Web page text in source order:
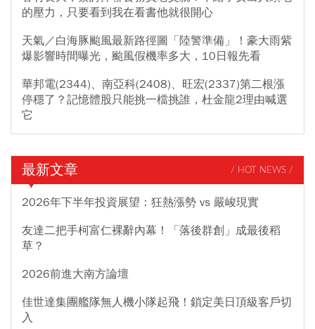
的壓力，只要看到我在看書他就很開心
天氣／白海豚颱風最新路徑圖「陸警準備」！豪大雨紫
爆影響時間曝光，颱風假機率多大，10日報先看
華邦電(2344)、南亞科(2408)、旺宏(2337)第二根漲
停穩了？記憶體股只能挑一檔挑誰，杜金龍2理由喊選
它
最新文章 / HOT NEWS /
2026年下半年投資展望：狂熱漲勢 vs 嚴峻現實
友達二把手柯富仁裸辭內幕！「落後群創」成最後稻
草？
2026前進大南方論壇
佳世達集團艦隊無人機小隊起飛！鎖定美日頂級客戶切
入